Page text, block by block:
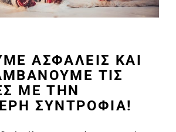
AΣΦΑΛΕΊΣ ΚΑΙ
ΤΙΣ
ΜΕ ΤΗΝ
ΣΥΝΤΡΟΦΙΆ!